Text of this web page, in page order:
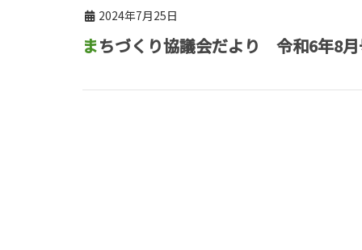
2024年7月25日
まちづくり協議会だより 令和6年8